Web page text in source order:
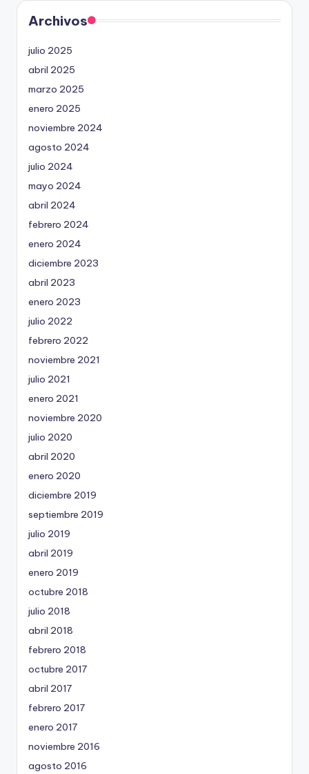
Archivos
julio 2025
abril 2025
marzo 2025
enero 2025
noviembre 2024
agosto 2024
julio 2024
mayo 2024
abril 2024
febrero 2024
enero 2024
diciembre 2023
abril 2023
enero 2023
julio 2022
febrero 2022
noviembre 2021
julio 2021
enero 2021
noviembre 2020
julio 2020
abril 2020
enero 2020
diciembre 2019
septiembre 2019
julio 2019
abril 2019
enero 2019
octubre 2018
julio 2018
abril 2018
febrero 2018
octubre 2017
abril 2017
febrero 2017
enero 2017
noviembre 2016
agosto 2016